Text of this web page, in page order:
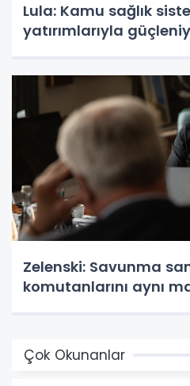
Lula: Kamu sağlık
yatırımlarıyla
Zelenski: Savunma
komutanlarını aynı
Çok Okunanlar